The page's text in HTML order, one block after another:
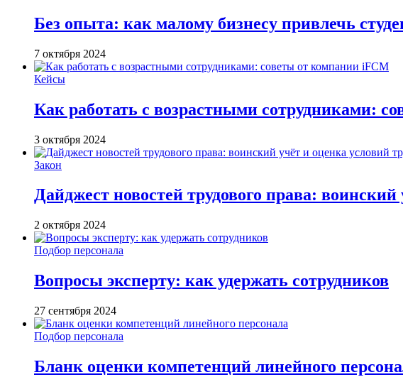
Без опыта: как малому бизнесу привлечь
7 октября 2024
Кейсы
Как работать с возрастными сотрудниками:
3 октября 2024
Закон
Дайджест новостей трудового права: воинский
2 октября 2024
Подбор персонала
Вопросы эксперту: как удержать сотрудников
27 сентября 2024
Подбор персонала
Бланк оценки компетенций линейного